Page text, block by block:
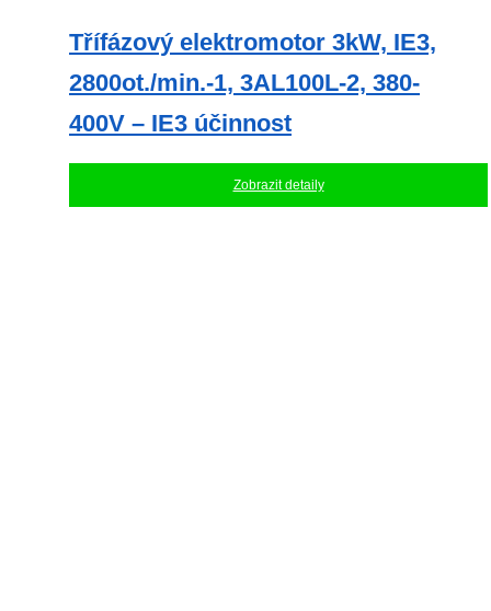
Třífázový elektromotor 3kW, IE3,
2800ot./min.-1, 3AL100L-2, 380-
400V – IE3 účinnost
Zobrazit detaily